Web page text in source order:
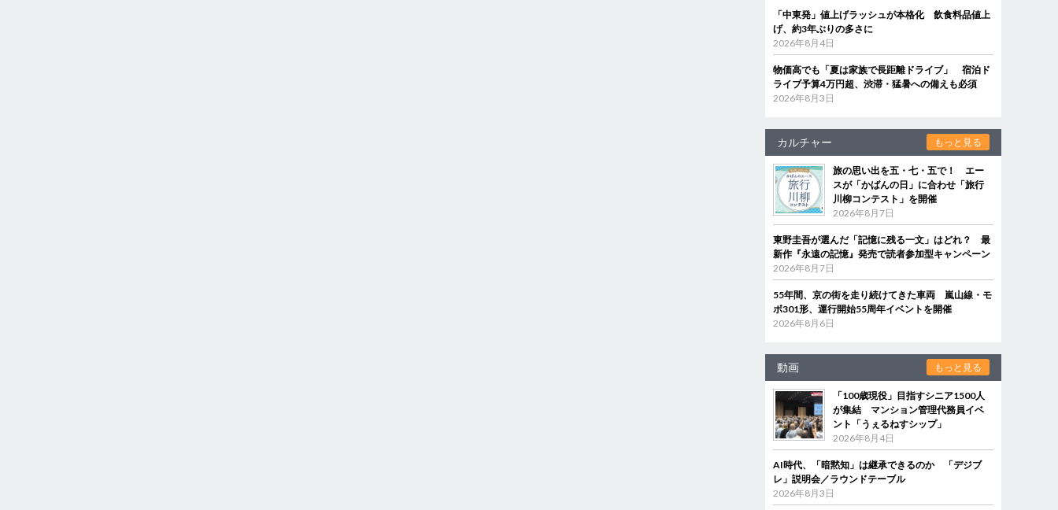
「中東発」値上げラッシュが本格化 飲食料品値上
げ、約3年ぶりの多さに
2026年8月4日
物価高でも「夏は家族で長距離ドライブ」 宿泊ド
ライブ予算4万円超、渋滞・猛暑への備えも必須
2026年8月3日
カルチャー もっと見る
旅の思い出を五・七・五で！ エー
スが「かばんの日」に合わせ「旅行
川柳コンテスト」を開催
2026年8月7日
東野圭吾が選んだ「記憶に残る一文」はどれ？ 最
新作『永遠の記憶』発売で読者参加型キャンペーン
2026年8月7日
55年間、京の街を走り続けてきた車両 嵐山線・モ
ボ301形、運行開始55周年イベントを開催
2026年8月6日
動画 もっと見る
「100歳現役」目指すシニア1500人
が集結 マンション管理代務員イベ
ント「うぇるねすシップ」
2026年8月4日
AI時代、「暗黙知」は継承できるのか 「デジブ
レ」説明会／ラウンドテーブル
2026年8月3日